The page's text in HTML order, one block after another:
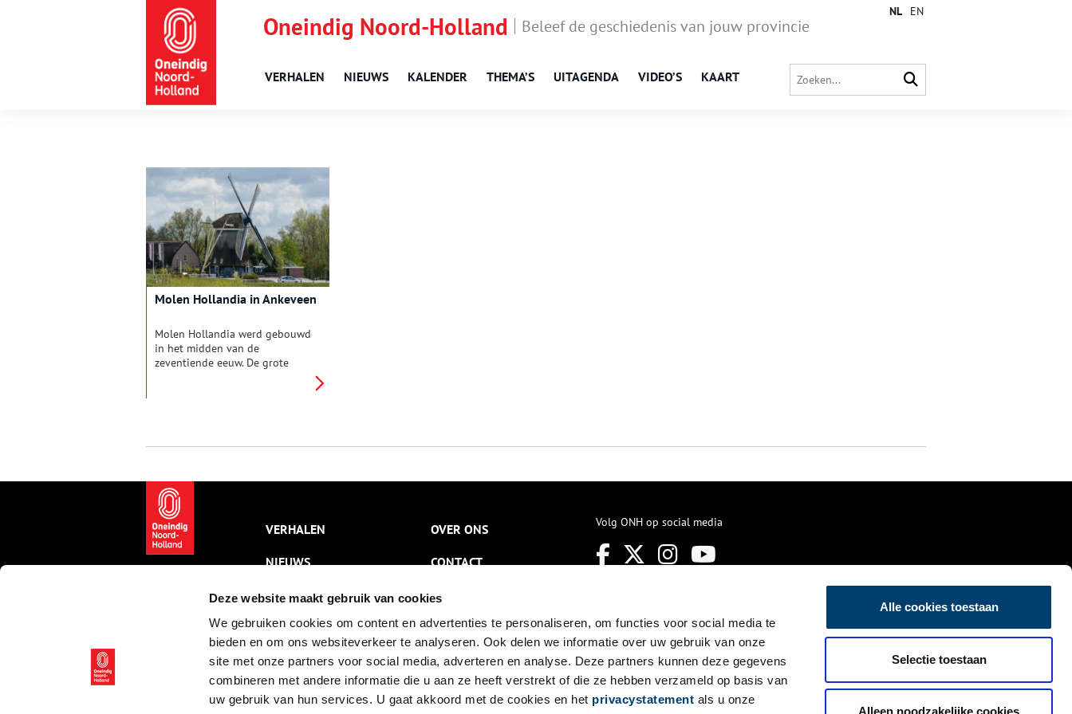
Deze website maakt gebruik van cookies
We gebruiken cookies om content en advertenties te personaliseren, om functies voor social media te
bieden en om ons websiteverkeer te analyseren. Ook delen we informatie over uw gebruik van onze
site met onze partners voor social media, adverteren en analyse. Deze partners kunnen deze gegevens
combineren met andere informatie die u aan ze heeft verstrekt of die ze hebben verzameld op basis van
uw gebruik van hun services. U gaat akkoord met de cookies en het privacystatement als u onze
Alle cookies toestaan
Selectie toestaan
Alleen noodzakelijke cookies
Oneindig Noord-Holland Beleef de geschiedenis van jouw provincie
VERHALEN NIEUWS KALENDER THEMA’S UITAGENDA VIDEO’S KAART
NL EN
Molen Hollandia in Ankeveen
Molen Hollandia werd gebouwd
in het midden van de
zeventiende eeuw. De grote
molen bleef zijn functie
overige werken verwijderd om
hierdoor de molenaarswoning
te kunnen vergroten.
VERHALEN
NIEUWS
KALENDER
THEMA’S
ACTIVITEITEN
VIDEO’S
OVER ONS
CONTACT
NIEUWSBRIEF
DISCLAIMER
PRIVACY
TOEGANKELIJKHEID
Volg ONH op social media